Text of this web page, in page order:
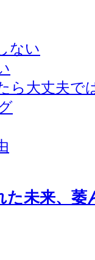
ない
ら大丈夫で
た未来、萎